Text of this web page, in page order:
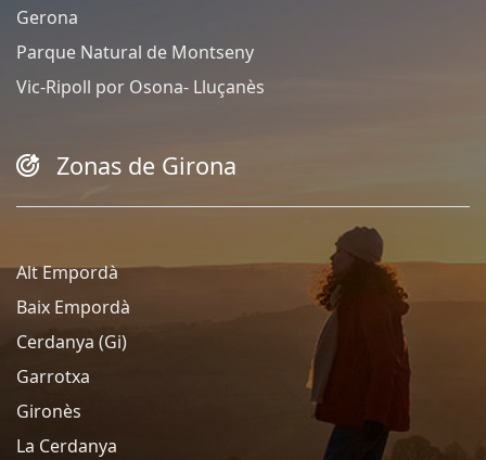
Gerona
Parque Natural de Montseny
Vic-Ripoll por Osona- Lluçanès
Zonas de Girona
Alt Empordà
Baix Empordà
Cerdanya (Gi)
Garrotxa
Gironès
La Cerdanya